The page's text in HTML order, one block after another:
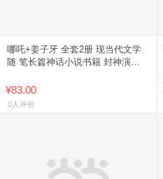
哪吒+姜子牙 全套2册 现当代文学
随 笔长篇神话小说书籍 封神演义
¥83.00
0人评价